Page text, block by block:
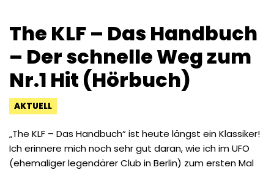
The KLF – Das Handbuch
– Der schnelle Weg zum
Nr.1 Hit (Hörbuch)
AKTUELL
„The KLF – Das Handbuch“ ist heute längst ein Klassiker!
Ich erinnere mich noch sehr gut daran, wie ich im UFO
(ehemaliger legendärer Club in Berlin) zum ersten Mal